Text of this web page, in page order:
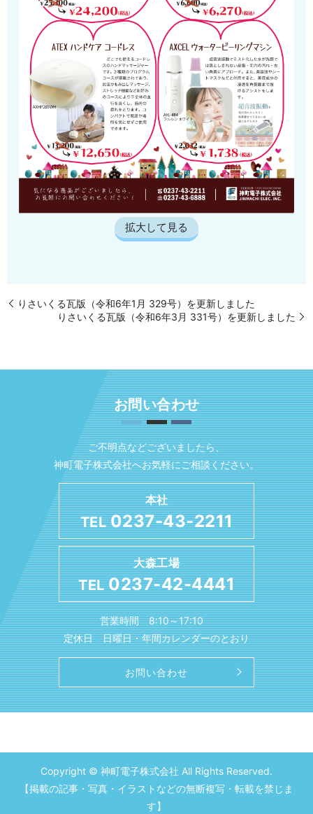
拡大して見る
りさいくる瓦版（令和6年1月 329号）を更新しました
りさいくる瓦版（令和6年3月 331号）を更新しました
お問い合わせ
ご不明点などございましたら、
神町電子株式会社へお気軽にご相談ください。
本社
TEL0237-43-2211
大森工場
TEL0237-42-4441
営業時間 8:10～17:10
定休日 日曜日・年間カレンダーのとおり
お問い合わせ
Copyright © 神町電子株式会社 All Rights Reserved.
【掲載の記事・写真・イラストなどの無断複写・転載を禁じま
す】